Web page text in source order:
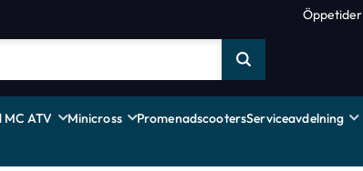
Öppetider
ATV Minicross PromenadscootersServiceavdelning